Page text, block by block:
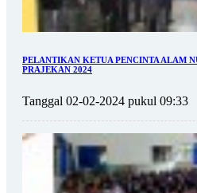
PELANTIKAN KETUA PENCINTA ALAM
PRAJEKAN 2024
Tanggal 02-02-2024 pukul 09:33